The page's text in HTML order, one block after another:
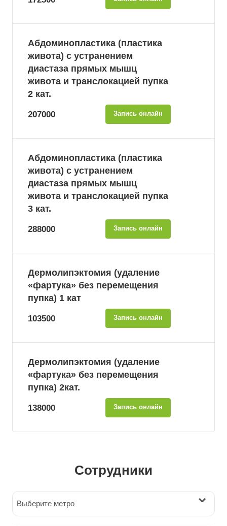
Абдоминопластика (пластика
живота) с устранением
диастаза прямых мышц
живота и транслокацией пупка
2 кат.
207000 Запись онлайн
Абдоминопластика (пластика
живота) с устранением
диастаза прямых мышц
живота и транслокацией пупка
3 кат.
288000 Запись онлайн
Дермолипэктомия (удаление
«фартука» без перемещения
пупка) 1 кат
103500 Запись онлайн
Дермолипэктомия (удаление
«фартука» без перемещения
пупка) 2кат.
138000 Запись онлайн
Сотрудники
Выберите метро